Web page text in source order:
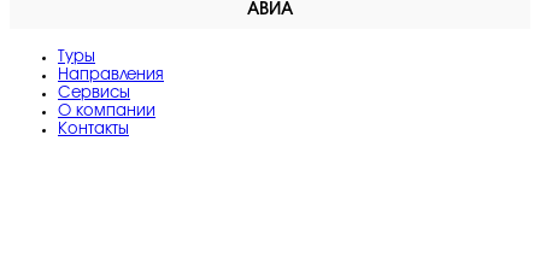
АВИА
Туры
Направления
Сервисы
O компании
Контакты